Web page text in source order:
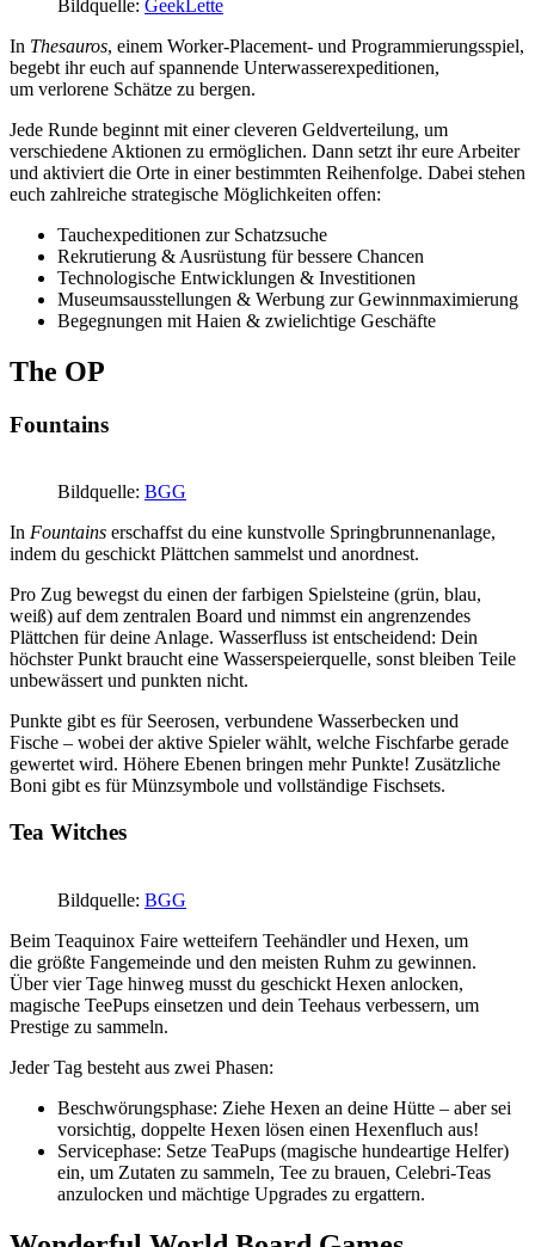
Bildquelle: GeekLette
In Thesauros, einem Worker-Placement- und Programmierungsspiel,
begebt ihr euch auf spannende Unterwasserexpeditionen,
um verlorene Schätze zu bergen.
Jede Runde beginnt mit einer cleveren Geldverteilung, um
verschiedene Aktionen zu ermöglichen. Dann setzt ihr eure Arbeiter
und aktiviert die Orte in einer bestimmten Reihenfolge. Dabei stehen
euch zahlreiche strategische Möglichkeiten offen:
Tauchexpeditionen zur Schatzsuche
Rekrutierung & Ausrüstung für bessere Chancen
Technologische Entwicklungen & Investitionen
Museumsausstellungen & Werbung zur Gewinnmaximierung
Begegnungen mit Haien & zwielichtige Geschäfte
The OP
Fountains
Bildquelle: BGG
In Fountains erschaffst du eine kunstvolle Springbrunnenanlage,
indem du geschickt Plättchen sammelst und anordnest.
Pro Zug bewegst du einen der farbigen Spielsteine (grün, blau,
weiß) auf dem zentralen Board und nimmst ein angrenzendes
Plättchen für deine Anlage. Wasserfluss ist entscheidend: Dein
höchster Punkt braucht eine Wasserspeierquelle, sonst bleiben Teile
unbewässert und punkten nicht.
Punkte gibt es für Seerosen, verbundene Wasserbecken und
Fische – wobei der aktive Spieler wählt, welche Fischfarbe gerade
gewertet wird. Höhere Ebenen bringen mehr Punkte! Zusätzliche
Boni gibt es für Münzsymbole und vollständige Fischsets.
Tea Witches
Bildquelle: BGG
Beim Teaquinox Faire wetteifern Teehändler und Hexen, um
die größte Fangemeinde und den meisten Ruhm zu gewinnen.
Über vier Tage hinweg musst du geschickt Hexen anlocken,
magische TeePups einsetzen und dein Teehaus verbessern, um
Prestige zu sammeln.
Jeder Tag besteht aus zwei Phasen:
Beschwörungsphase: Ziehe Hexen an deine Hütte – aber sei
vorsichtig, doppelte Hexen lösen einen Hexenfluch aus!
Servicephase: Setze TeaPups (magische hundeartige Helfer)
ein, um Zutaten zu sammeln, Tee zu brauen, Celebri-Teas
anzulocken und mächtige Upgrades zu ergattern.